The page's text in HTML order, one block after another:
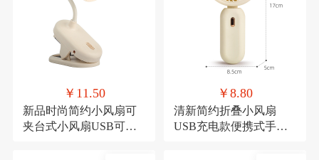
￥11.50
新品时尚简约小风扇可
夹台式小风扇USB可充
￥8.80
清新简约折叠小风扇
USB充电款便携式手持